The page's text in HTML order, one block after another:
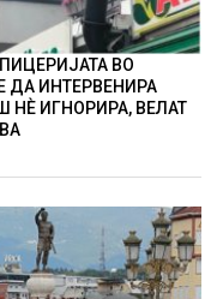
ВО
ДА ИНТЕРВЕНИРА
ИГНОРИРА, ВЕЛАТ